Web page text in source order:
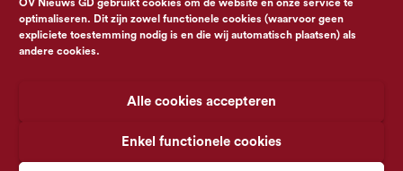
OV Nieuws GD gebruikt cookies om de website en onze service te
optimaliseren. Dit zijn zowel functionele cookies (waarvoor geen
expliciete toestemming nodig is en die wij automatisch plaatsen) als
andere cookies.
Alle cookies accepteren
Enkel functionele cookies